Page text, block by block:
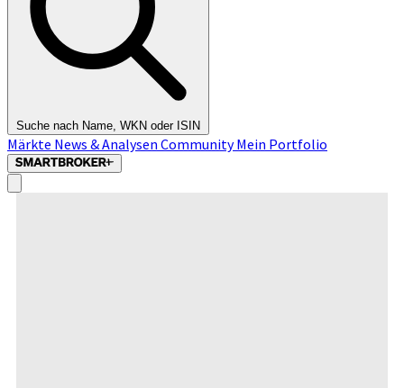
Suche nach Name, WKN oder ISIN
Märkte News & Analysen CommunityMein Portfolio